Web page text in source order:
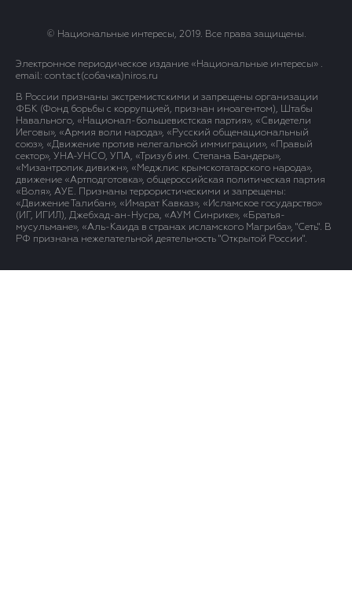
© Национальные интересы, 2019. Все права защищены.
Электронное периодическое издание «Национальные интересы» .
email: contact(сoбaчка)niros.ru
В России признаны экстремистскими и запрещены организации
ФБК (Фонд борьбы с коррупцией, признан иноагентом), Штабы
Навального, «Национал-большевистская партия», «Свидетели
Иеговы», «Армия воли народа», «Русский общенациональный
союз», «Движение против нелегальной иммиграции», «Правый
сектор», УНА-УНСО, УПА, «Тризуб им. Степана Бандеры»,
«Мизантропик дивижн», «Меджлис крымскотатарского народа»,
движение «Артподготовка», общероссийская политическая партия
«Воля», АУЕ. Признаны террористическими и запрещены:
«Движение Талибан», «Имарат Кавказ», «Исламское государство»
(ИГ, ИГИЛ), Джебхад-ан-Нусра, «АУМ Синрике», «Братья-
мусульмане», «Аль-Каида в странах исламского Магриба», "Сеть". В
РФ признана нежелательной деятельность "Открытой России".